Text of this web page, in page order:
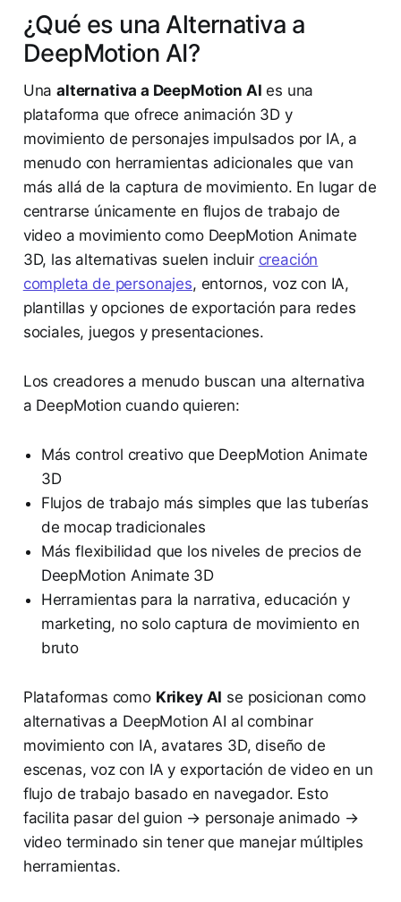
¿Qué es una Alternativa a
DeepMotion AI?
Unaalternativa a DeepMotion AI es una
plataforma que ofrece animación 3D y
movimiento de personajes impulsados por IA, a
menudo con herramientas adicionales que van
más allá de la captura de movimiento. En lugar de
centrarse únicamente en flujos de trabajo de
video a movimiento como DeepMotion Animate
3D, las alternativas suelen incluir creación
completa de personajes, entornos, voz con IA,
plantillas y opciones de exportación para redes
sociales, juegos y presentaciones.
Los creadores a menudo buscan una alternativa
a DeepMotion cuando quieren:
Más control creativo que DeepMotion Animate
3D
Flujos de trabajo más simples que las tuberías
de mocap tradicionales
Más flexibilidad que los niveles de precios de
DeepMotion Animate 3D
Herramientas para la narrativa, educación y
marketing, no solo captura de movimiento en
bruto
Plataformas como Krikey AI se posicionan como
alternativas a DeepMotion AI al combinar
movimiento con IA, avatares 3D, diseño de
escenas, voz con IA y exportación de video en un
flujo de trabajo basado en navegador. Esto
facilita pasar del guion → personaje animado →
video terminado sin tener que manejar múltiples
herramientas.